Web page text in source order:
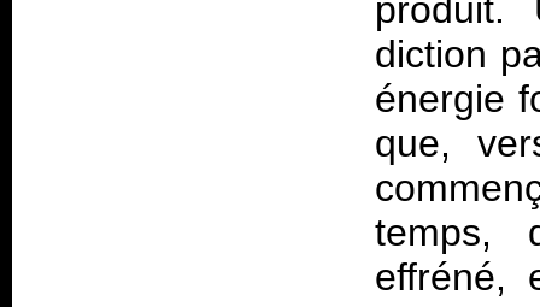
produit.
diction
énergie
que,
temps,
effréné,